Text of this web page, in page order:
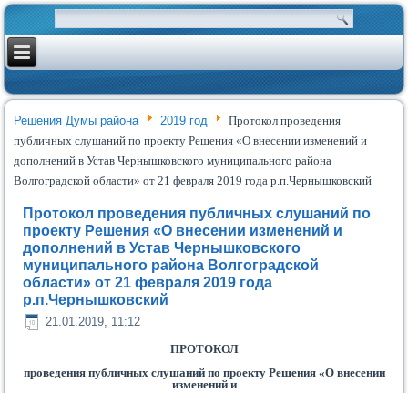
Решения Думы района 2019 год
Протокол проведения
публичных слушаний по проекту Решения «О внесении изменений и
дополнений в Устав Чернышковского муниципального района
Волгоградской области» от 21 февраля 2019 года р.п.Чернышковский
Протокол проведения публичных слушаний по
проекту Решения «О внесении изменений и
дополнений в Устав Чернышковского
муниципального района Волгоградской
области» от 21 февраля 2019 года
р.п.Чернышковский
21.01.2019, 11:12
ПРОТОКОЛ
проведения публичных слушаний по проекту Решения «О внесении
изменений и